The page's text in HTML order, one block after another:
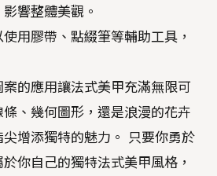
響整體美觀。
使用膠帶、點綴筆等輔助工具，
的應用讓法式美甲充滿無限可
、幾何圖形，還是浪漫的花卉
增添獨特的魅力。 只要你勇於
你自己的獨特法式美甲風格，